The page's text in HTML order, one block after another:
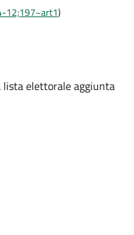
12;197~art1)
lista elettorale aggiunta